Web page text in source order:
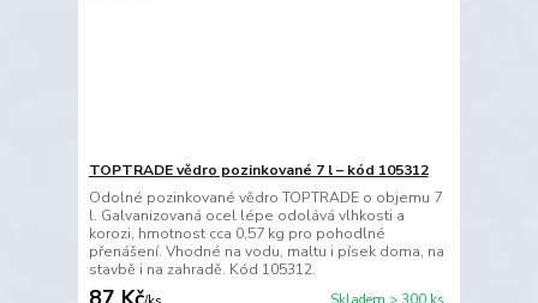
TOPTRADE vědro pozinkované 7 l – kód 105312
Odolné pozinkované vědro TOPTRADE o objemu 7
l. Galvanizovaná ocel lépe odolává vlhkosti a
korozi, hmotnost cca 0,57 kg pro pohodlné
přenášení. Vhodné na vodu, maltu i písek doma, na
stavbě i na zahradě. Kód 105312.